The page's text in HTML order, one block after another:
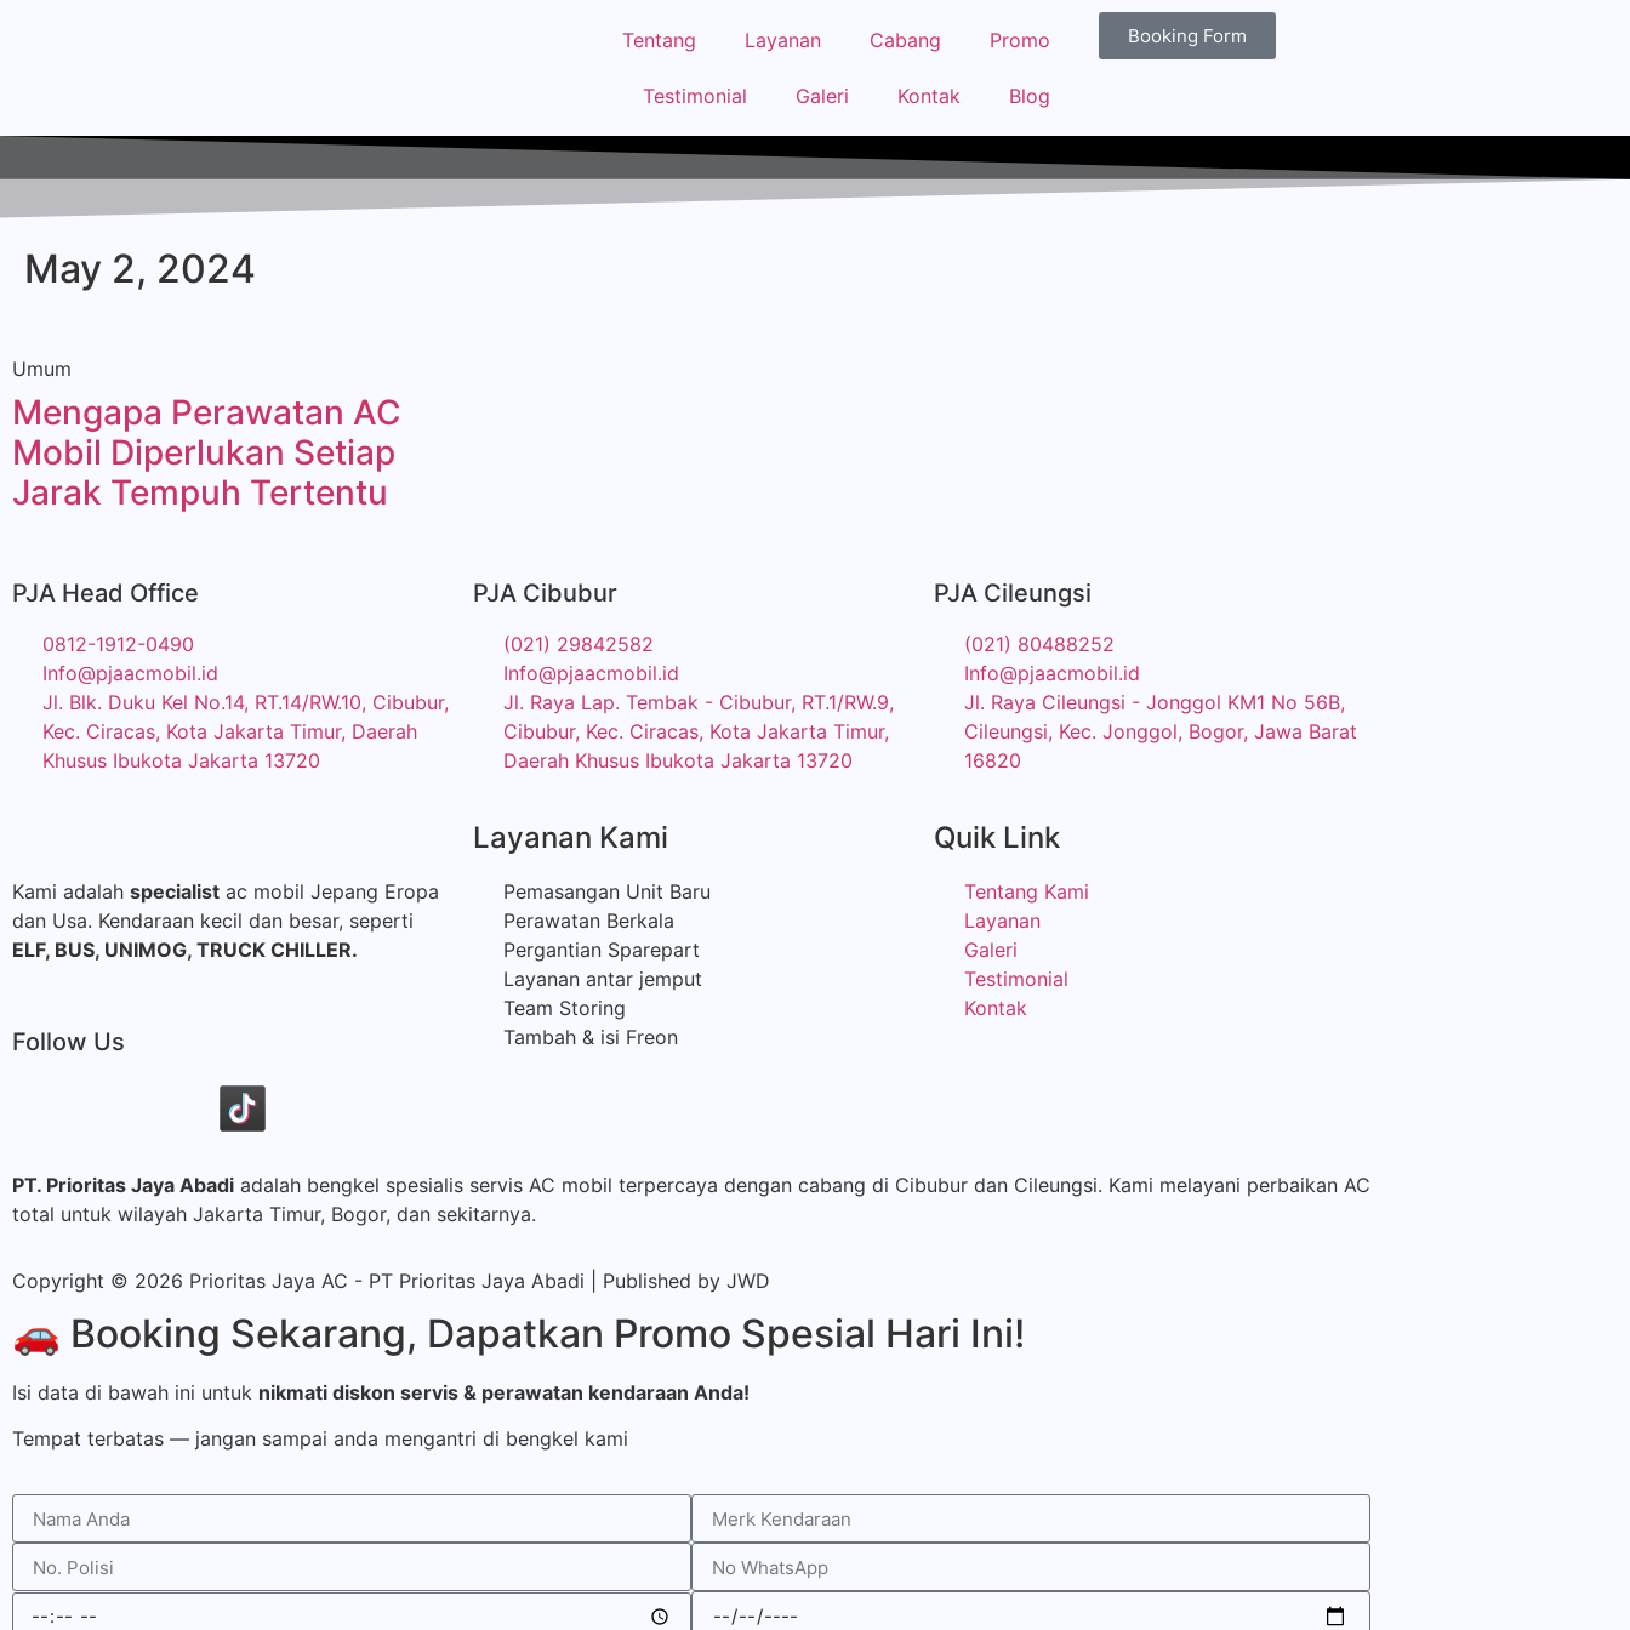
Tentang Layanan Cabang Promo
Testimonial Galeri Kontak Blog
Booking Form
May 2, 2024
Umum
Mengapa Perawatan AC
Mobil Diperlukan Setiap
Jarak Tempuh Tertentu
PJA Head Office
0812-1912-0490
Info@pjaacmobil.id
Jl. Blk. Duku Kel No.14, RT.14/RW.10, Cibubur,
Kec. Ciracas, Kota Jakarta Timur, Daerah
Khusus Ibukota Jakarta 13720
PJA Cibubur
(021) 29842582
Info@pjaacmobil.id
Jl. Raya Lap. Tembak - Cibubur, RT.1/RW.9,
Cibubur, Kec. Ciracas, Kota Jakarta Timur,
Daerah Khusus Ibukota Jakarta 13720
PJA Cileungsi
(021) 80488252
Info@pjaacmobil.id
Jl. Raya Cileungsi - Jonggol KM1 No 56B,
Cileungsi, Kec. Jonggol, Bogor, Jawa Barat
16820
Kami adalah specialist ac mobil Jepang Eropa
dan Usa. Kendaraan kecil dan besar, seperti
ELF, BUS, UNIMOG, TRUCK CHILLER.
Follow Us
Layanan Kami
Pemasangan Unit Baru
Perawatan Berkala
Pergantian Sparepart
Layanan antar jemput
Team Storing
Tambah & isi Freon
Quik Link
Tentang Kami
Layanan
Galeri
Testimonial
Kontak
PT. Prioritas Jaya Abadi adalah bengkel spesialis servis AC mobil terpercaya dengan cabang di Cibubur dan Cileungsi. Kami melayani perbaikan AC
total untuk wilayah Jakarta Timur, Bogor, dan sekitarnya.
Copyright © 2026 Prioritas Jaya AC - PT Prioritas Jaya Abadi | Published by JWD
🚗 Booking Sekarang, Dapatkan Promo Spesial Hari Ini!
Isi data di bawah ini untuk nikmati diskon servis & perawatan kendaraan Anda!
Tempat terbatas — jangan sampai anda mengantri di bengkel kami